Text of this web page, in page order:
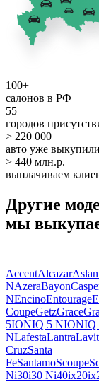
100+
салонов в РФ
55
городов
> 220 000
авто уже выкупили
> 440 млн.р.
выплачиваем
Другие
мы
AccentAlcazarAslan
NAzeraBayon
NEncinoEntourage
CoupeGetzGrace
5IONIQ 5 NIONIQ
NLafestaLantra
CruzSanta
FeSantamoScoupe
Ni30i30 Ni40ix20